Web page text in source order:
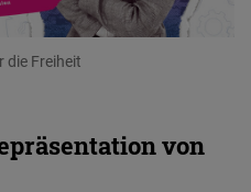
Freiheit
von